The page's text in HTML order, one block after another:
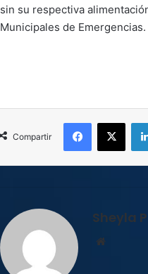
sin su respectiva
Municipales de Emergencias.
Compartir
Facebook
X
Sheyla